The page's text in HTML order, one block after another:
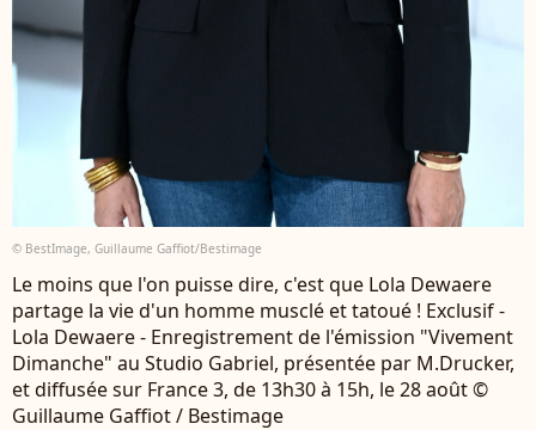
© BestImage, Guillaume Gaffiot/Bestimage
Le moins que l'on puisse dire, c'est que Lola Dewaere
partage la vie d'un homme musclé et tatoué ! Exclusif -
Lola Dewaere - Enregistrement de l'émission "Vivement
Dimanche" au Studio Gabriel, présentée par M.Drucker,
et diffusée sur France 3, de 13h30 à 15h, le 28 août ©
Guillaume Gaffiot / Bestimage